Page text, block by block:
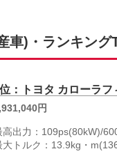
車)・ランキング
：トヨタ カローラフ
円
高出力：109ps(80kW)/
大トルク：13.9kg・